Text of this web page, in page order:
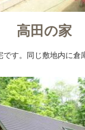
高田の家
です。同じ敷地内に倉